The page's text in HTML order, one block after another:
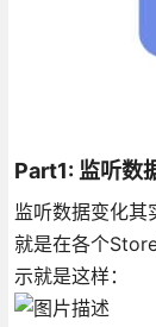
Part1: 监听数
监听数据变化
就是在各个
示就是这样：